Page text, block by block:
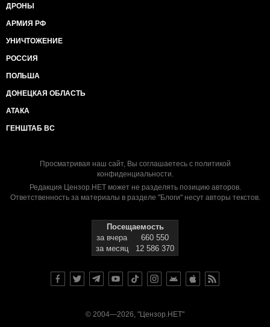
ДРОНЫ
АРМИЯ РФ
УНИЧТОЖЕНИЕ
РОССИЯ
ПОЛЬША
ДОНЕЦКАЯ ОБЛАСТЬ
АТАКА
ГЕНШТАБ ВС
Просматривая наш сайт, Вы соглашаетесь с политикой
конфиденциальности.
Редакция Цензор.НЕТ может не разделять позицию авторов.
Ответственность за материалы в разделе "Блоги" несут авторы текстов.
Посещаемость
за вчера
660 550
за месяц
12 586 370
© 2004—2026, "Цензор.НЕТ"